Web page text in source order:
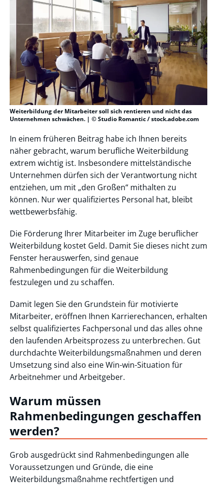
Weiterbildung der Mitarbeiter soll sich rentieren und nicht das
Unternehmen schwächen. | © Studio Romantic / stock.adobe.com
In einem früheren Beitrag habe ich Ihnen bereits
näher gebracht, warum berufliche Weiterbildung
extrem wichtig ist. Insbesondere mittelständische
Unternehmen dürfen sich der Verantwortung nicht
entziehen, um mit „den Großen“ mithalten zu
können. Nur wer qualifiziertes Personal hat, bleibt
wettbewerbsfähig.
Die Förderung Ihrer Mitarbeiter im Zuge beruflicher
Weiterbildung kostet Geld. Damit Sie dieses nicht zum
Fenster herauswerfen, sind genaue
Rahmenbedingungen für die Weiterbildung
festzulegen und zu schaffen.
Damit legen Sie den Grundstein für motivierte
Mitarbeiter, eröffnen Ihnen Karrierechancen, erhalten
selbst qualifiziertes Fachpersonal und das alles ohne
den laufenden Arbeitsprozess zu unterbrechen. Gut
durchdachte Weiterbildungsmaßnahmen und deren
Umsetzung sind also eine Win-win-Situation für
Arbeitnehmer und Arbeitgeber.
Warum müssen
Rahmenbedingungen geschaffen
werden?
Grob ausgedrückt sind Rahmenbedingungen alle
Voraussetzungen und Gründe, die eine
Weiterbildungsmaßnahme rechtfertigen und